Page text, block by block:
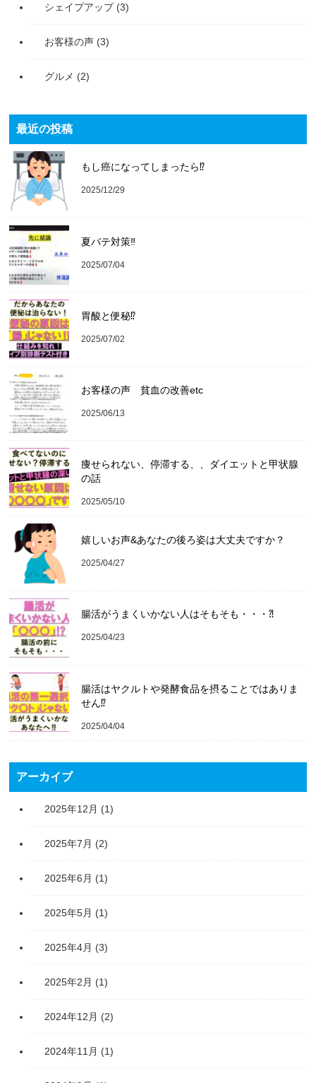
シェイプアップ(3)
お客様の声 (3)
グルメ (2)
最近の投稿
もし癌になってしまったら⁉️
2025/12/29
夏バテ対策‼️
2025/07/04
胃酸と便秘⁉︎
2025/07/02
お客様の声 貧血の改善etc
2025/06/13
痩せられない、停滞する、、ダイエットと甲状腺
の話
2025/05/10
嬉しいお声&あなたの後ろ姿は大丈夫ですか？
2025/04/27
腸活がうまくいかない人はそもそも・・・⁈
2025/04/23
腸活はヤクルトや発酵食品を摂ることではありま
せん⁉️
2025/04/04
アーカイブ
2025年12月 (1)
2025年7月 (2)
2025年6月 (1)
2025年5月 (1)
2025年4月 (3)
2025年2月 (1)
2024年12月 (2)
2024年11月 (1)